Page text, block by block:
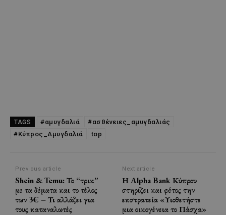
TAGS #αμυγδαλιά
#ασθένειες_αμυγδαλιάς
#Κύπρος_Αμυγδαλιά
top
Previous article
Shein & Temu: Το “τρικ”
με τα δέματα και το τέλος
των 3€ – Τι αλλάζει για
τους καταναλωτές
Next article
Η Alpha Bank Κύπρου
στηρίζει και φέτος την
εκστρατεία «Υιοθετήστε
μια οικογένεια το Πάσχα»